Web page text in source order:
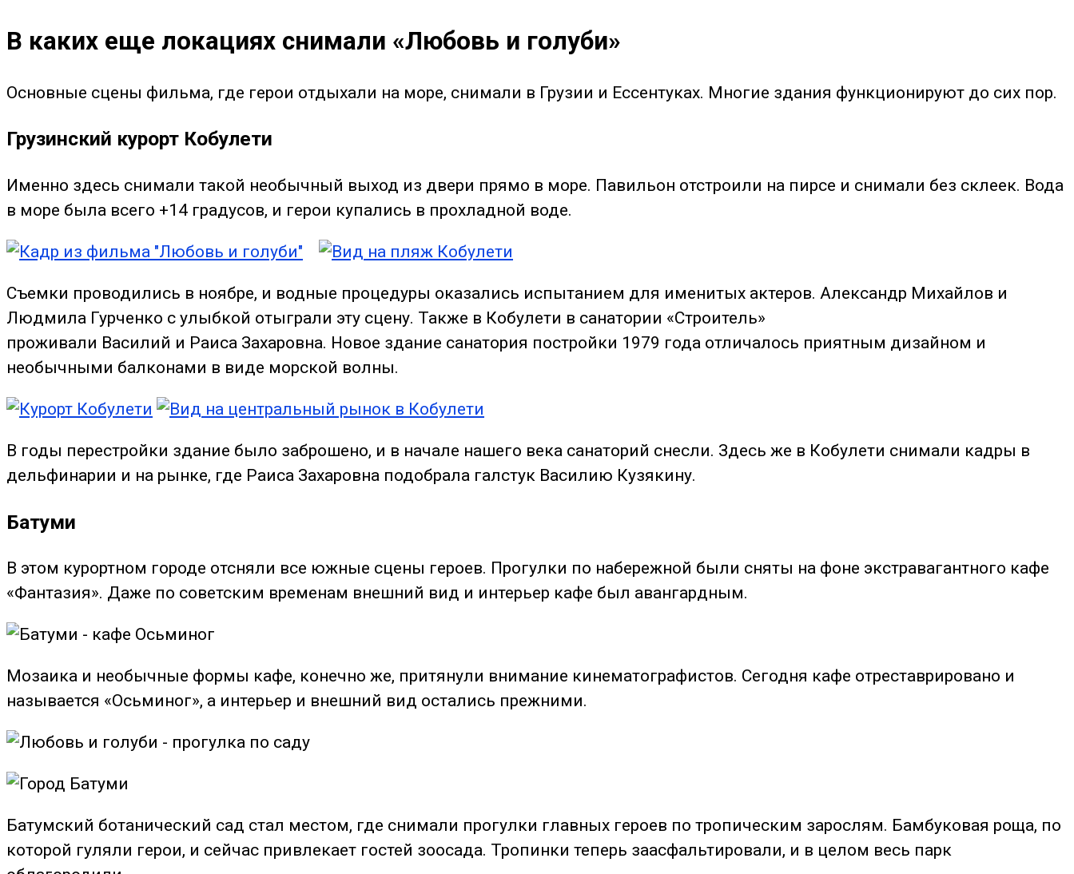
В каких еще локациях снимали «Любовь и голуби»
Основные сцены фильма, где герои отдыхали на море, снимали в Грузии и Ессентуках. Многие здания функционируют до сих пор.
Грузинский курорт Кобулети
Именно здесь снимали такой необычный выход из двери прямо в море. Павильон отстроили на пирсе и снимали без склеек. Вода
в море была всего +14 градусов, и герои купались в прохладной воде.
Съемки проводились в ноябре, и водные процедуры оказались испытанием для именитых актеров. Александр Михайлов и
Людмила Гурченко с улыбкой отыграли эту сцену. Также в Кобулети в санатории «Строитель»
проживали Василий и Раиса Захаровна. Новое здание санатория постройки 1979 года отличалось приятным дизайном и
необычными балконами в виде морской волны.
В годы перестройки здание было заброшено, и в начале нашего века санаторий снесли. Здесь же в Кобулети снимали кадры в
дельфинарии и на рынке, где Раиса Захаровна подобрала галстук Василию Кузякину.
Батуми
В этом курортном городе отсняли все южные сцены героев. Прогулки по набережной были сняты на фоне экстравагантного кафе
«Фантазия». Даже по советским временам внешний вид и интерьер кафе был авангардным.
Мозаика и необычные формы кафе, конечно же, притянули внимание кинематографистов. Сегодня кафе отреставрировано и
называется «Осьминог», а интерьер и внешний вид остались прежними.
Батумский ботанический сад стал местом, где снимали прогулки главных героев по тропическим зарослям. Бамбуковая роща, по
которой гуляли герои, и сейчас привлекает гостей зоосада. Тропинки теперь заасфальтировали, и в целом весь парк